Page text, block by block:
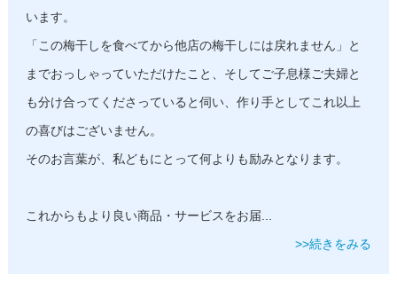
います。
「この梅干しを食べてから他店の梅干しには戻れません」と
までおっしゃっていただけたこと、そしてご子息様ご夫婦と
も分け合ってくださっていると伺い、作り手としてこれ以上
の喜びはございません。
そのお言葉が、私どもにとって何よりも励みとなります。
これからもより良い商品・サービスをお届...
>>続きをみる